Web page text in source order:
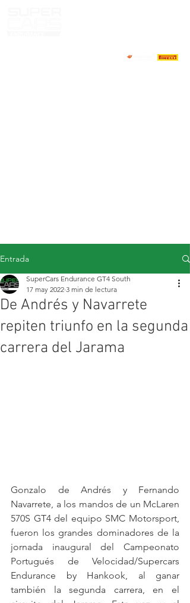
Entrada
De Andrés y Navarrete
repiten triunfo en la segunda
carrera del Jarama
SuperCars Endurance GT4 South
17 may 2022 3 min de lectura
Gonzalo de Andrés y Fernando
Navarrete, a los mandos de un McLaren
570S GT4 del equipo SMC Motorsport,
fueron los grandes dominadores de la
jornada inaugural del Campeonato
Portugués de Velocidad/Supercars
Endurance by Hankook, al ganar
también la segunda carrera, en el